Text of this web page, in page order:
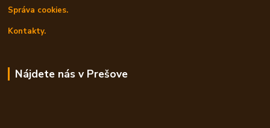
Správa cookies.
Kontakty.
Nájdete nás v Prešove